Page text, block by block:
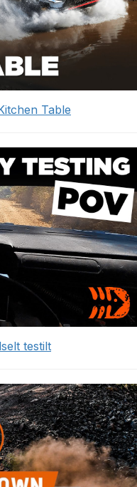
Table
testilt